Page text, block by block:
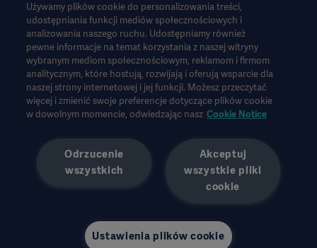
Informacje te są przeznaczone wyłącznie dla pracowników służby
zdrowia lub innych profesjonalnych odbiorców i mają charakter
wyłącznie informacyjny, nie są wyczerpujące i dlatego nie należy
ich traktować jako zamiennika instrukcji obsługi, instrukcji
serwisowej lub porady lekarskiej. Firma Getinge nie ponosi
odpowiedzialności za jakiekolwiek działania lub zaniechania
jakiejkolwiek strony oparte na tych materiałach, a poleganie na
nich odbywa się wyłącznie na ryzyko użytkownika.
dostępne lub dozwolone w danym kraju. Informacji nie wolno
kopiować ani wykorzystywać, w całości lub w części, bez
pisemnej zgody firmy Getinge.
Informacje te są przeznaczone dla międzynarodowej
rozmówcy i nie muszą odzwierciedlać ani reprezentować
poglądów firmy Getinge
Używamy plików cookie do personalizowania treści,
udostępniania funkcji mediów społecznościowych i
analizowania naszego ruchu. Udostępniamy również
pewne informacje na temat korzystania z naszej witryny
wybranym mediom społecznościowym, reklamom i firmom
analitycznym, które hostują, rozwijają i oferują wsparcie dla
naszej strony internetowej i jej funkcji. Możesz przeczytać
więcej i zmienić swoje preferencje dotyczące plików cookie
w dowolnym momencie, odwiedzając nasz Cookie Notice
Akceptuj
wszystkie pliki
cookie
Odrzucenie
wszystkich
Ustawienia plików cookie